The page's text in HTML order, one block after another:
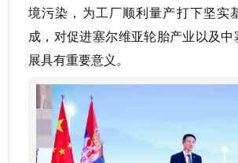
境污染，为工厂顺利量产打下坚实
成，对促进塞尔维亚轮胎产业以及
展具有重要意义。